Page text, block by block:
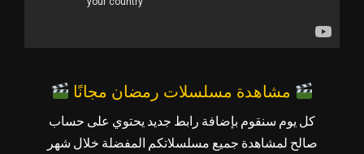
كل يوم سنقوم بإضافة رابط جديد يحتوي على حساب
صالح لمشاهدة جميع مسلسلاتكم المفضلة خلال شهر